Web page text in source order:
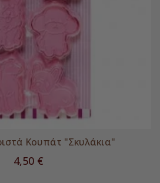
Κουπάτ "Σκυλάκια"
Τιμή
4,50 €